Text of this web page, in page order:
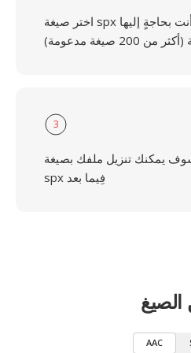
اختر صيغة spx أو أية صيغة أخرى أنت بحاجةٍ إليها
200 صيغة مدعومة)
3
يمكنك تنزيل ملفك بصيغة
spx فِيما بعد
AAC